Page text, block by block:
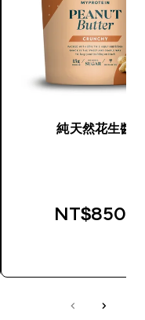
純天然花生醬
NT$850‎